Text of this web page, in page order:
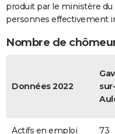
produit par le ministère du
personnes effectivement
Nombre de
Données 2022
sur-
Actifs en emploi 73